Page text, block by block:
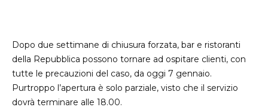
Dopo due settimane di chiusura forzata, bar e ristoranti
della Repubblica possono tornare ad ospitare clienti, con
tutte le precauzioni del caso, da oggi 7 gennaio.
Purtroppo l’apertura è solo parziale, visto che il servizio
dovrà terminare alle 18.00.